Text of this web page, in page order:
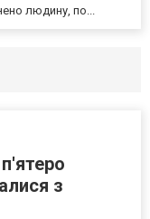
людину, по...
з